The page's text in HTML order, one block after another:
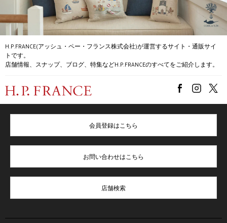
H.P.FRANCE(アッシュ・ペー・フランス株式会社)が運営するサイト・通販サイ
トです。
店舗情報、スナップ、ブログ、特集などH.P.FRANCEのすべてをご紹介します。
会員登録はこちら
お問い合わせはこちら
店舗検索